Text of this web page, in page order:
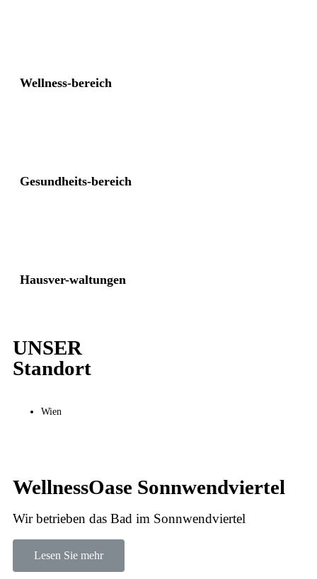
Wellness-bereich
Gesundheits-bereich
Hausver-waltungen
UNSER
Standort
Wien
WellnessOase Sonnwendviertel
Wir betrieben das Bad im Sonnwendviertel
Lesen Sie mehr